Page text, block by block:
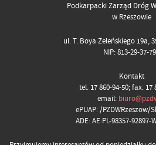
Podkarpacki Zarząd Dróg
w Rzeszowie
ul. T. Boya Żeleńskiego 19a,
NIP: 813-29-37-
Kontakt
tel. 17 860-94-50; fax. 17
email:
ePUAP: /PZDWRzeszow/
ADE: AE:PL-98357-92897-